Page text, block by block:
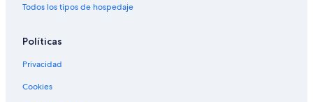
Todos los tipos de hospedaje
Políticas
Privacidad
Cookies